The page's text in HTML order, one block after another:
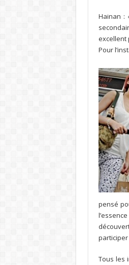
Hainan :
excellent
Pour
pensé
Tous les